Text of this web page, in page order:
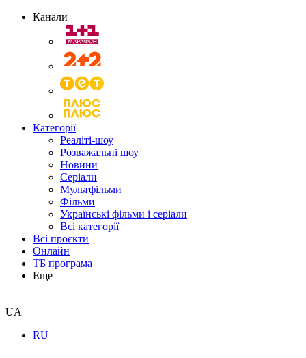
Канали
Категорії
Реаліті-шоу
Розважальні шоу
Новини
Серіали
Мультфільми
Фільми
Українські фільми і серіали
Всі категорії
Всі проєкти
Онлайн
ТБ програма
Еще
UA
RU